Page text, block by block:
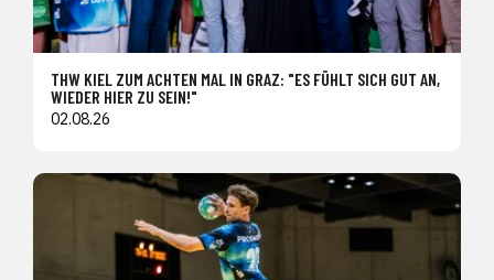
THW KIEL ZUM ACHTEN MAL IN GRAZ: "ES FÜHLT SICH GUT AN,
WIEDER HIER ZU SEIN!"
02.08.26